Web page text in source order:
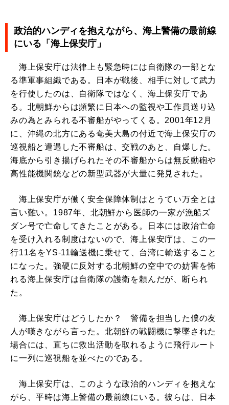
政治的ハンディを抱えながら、海上警備の最前線
にいる「海上保安庁」
海上保安庁は法律上も緊急時には自衛隊の一部とな
る準軍事組織である。日本が戦後、相手に対して武力
を行使したのは、自衛隊ではなく、海上保安庁であ
る。北朝鮮からは頻繁に日本への監視や工作員送り込
みの為とみられる不審船がやってくる。2001年12月
に、沖縄の北方にある奄美大島の付近で海上保安庁の
巡視船と遭遇した不審船は、交戦のあと、自爆した。
海底から引き揚げられたその不審船からは無反動砲や
高性能機関銃などの新型武器が大量に発見された。
海上保安庁が働く安全保障体制はとうてい万全とは
言い難い。1987年、北朝鮮から医師の一家が漁船ズ
ダン号で亡命してきたことがある。日本には政治亡命
を受け入れる制度はないので、海上保安庁は、この一
行11名をYS-11輸送機に乗せて、台湾に輸送すること
になった。強硬に反対する北朝鮮の空中での妨害を怖
れる海上保安庁は自衛隊の護衛を頼んだが、断られ
た。
海上保安庁はどうしたか？ 警備を担当した僕の友
人が嘆きながら言った。北朝鮮の戦闘機に撃墜された
場合には、直ちに救出活動を取れるように飛行ルート
に一列に巡視船を並べたのである。
海上保安庁は、このような政治的ハンディを抱えな
がら、平時は海上警備の最前線にいる。彼らは、日本